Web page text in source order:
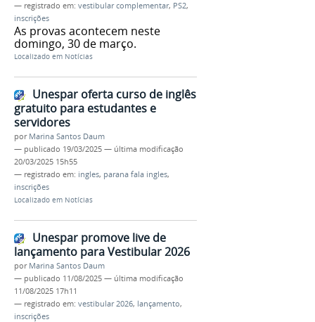
— registrado em: vestibular complementar, PS2,
inscrições
As provas acontecem neste
domingo, 30 de março.
Localizado em Notícias
Unespar oferta curso de inglês
gratuito para estudantes e
servidores
por Marina Santos Daum
— publicado 19/03/2025 — última modificação
20/03/2025 15h55
— registrado em: ingles, parana fala ingles,
inscrições
Localizado em Notícias
Unespar promove live de
lançamento para Vestibular 2026
por Marina Santos Daum
— publicado 11/08/2025 — última modificação
11/08/2025 17h11
— registrado em: vestibular 2026, lançamento,
inscrições